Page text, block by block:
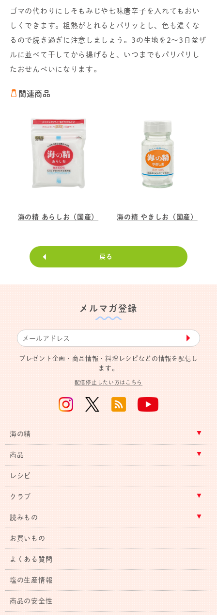
ゴマの代わりにしそもみじや七味唐辛子を入れてもおい
しくできます。粗熱がとれるとパリッとし、色も濃くな
るので焼き過ぎに注意しましょう。3の生地を2～3日盆ザ
ルに並べて干してから揚げると、いつまでもパリパリし
たおせんべいになります。
関連商品
海の精 あらしお（国産） 海の精 やきしお（国産）
戻る
メルマガ登録
▶︎
プレゼント企画・商品情報・料理レシピなどの情報を配信し
ます。
配信停止したい方はこちら
海の精
商品
レシピ
クラブ
読みもの
お買いもの
よくある質問
塩の生産情報
商品の安全性